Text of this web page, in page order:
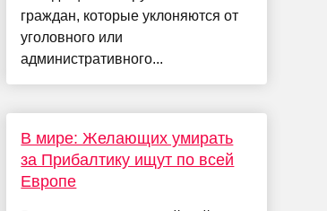
граждан, которые уклоняются от
уголовного или
административного...
В мире: Желающих умирать
за Прибалтику ищут по всей
Европе